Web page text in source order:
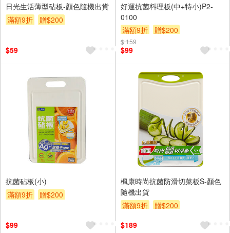
日光生活薄型砧板-顏色隨機出貨
滿額9折
贈$200
$59
好運抗菌料理板(中+特小)P2-
0100
滿額9折
贈$200
$ 159
$99
抗菌砧板(小)
滿額9折
贈$200
$99
楓康時尚抗菌防滑切菜板S-顏色
隨機出貨
滿額9折
贈$200
$189